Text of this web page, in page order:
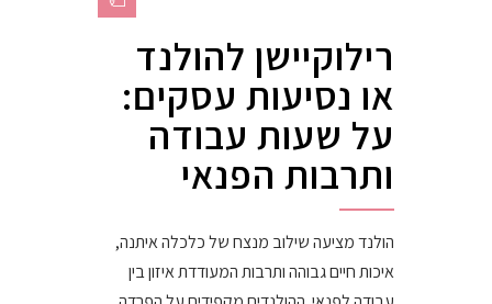
רילוקיישן להולנד
או נסיעות עסקים:
על שעות עבודה
ותרבות הפנאי
הולנד מציעה שילוב מנצח של כלכלה איתנה,
איכות חיים גבוהה ותרבות המעודדת איזון בין